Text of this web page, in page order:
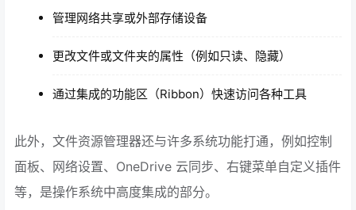
管理网络共享或外部存储设备
更改文件或文件夹的属性（例如只读、隐藏）
通过集成的功能区（Ribbon）快速访问各种工具
此外，文件资源管理器还与许多系统功能打通，例如控制
面板、网络设置、OneDrive 云同步、右键菜单自定义插件
等，是操作系统中高度集成的部分。